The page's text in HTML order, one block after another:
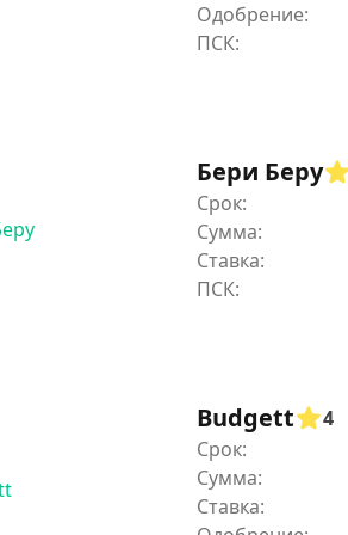
Одобрение:
Бери Беру
Срок:
Сумма:
Ставка:
Budgett
4
Срок:
Сумма:
Ставка: